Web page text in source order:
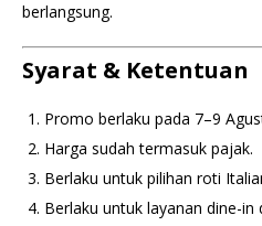
berlangsung.
Syarat & Ketentuan
Promo berlaku pada 7–9
Harga sudah termasuk pajak.
Berlaku untuk pilihan roti
Berlaku untuk layanan dine-in